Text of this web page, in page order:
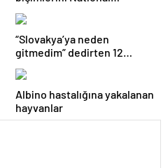
“Slovakya’ya neden
gitmedim” dedirten 12
Albino hastalığına yakalanan
hayvanlar